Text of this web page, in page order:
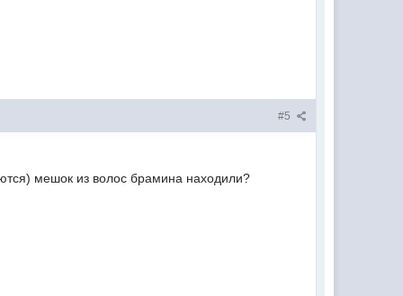
#5
мешок из волос брамина находили?